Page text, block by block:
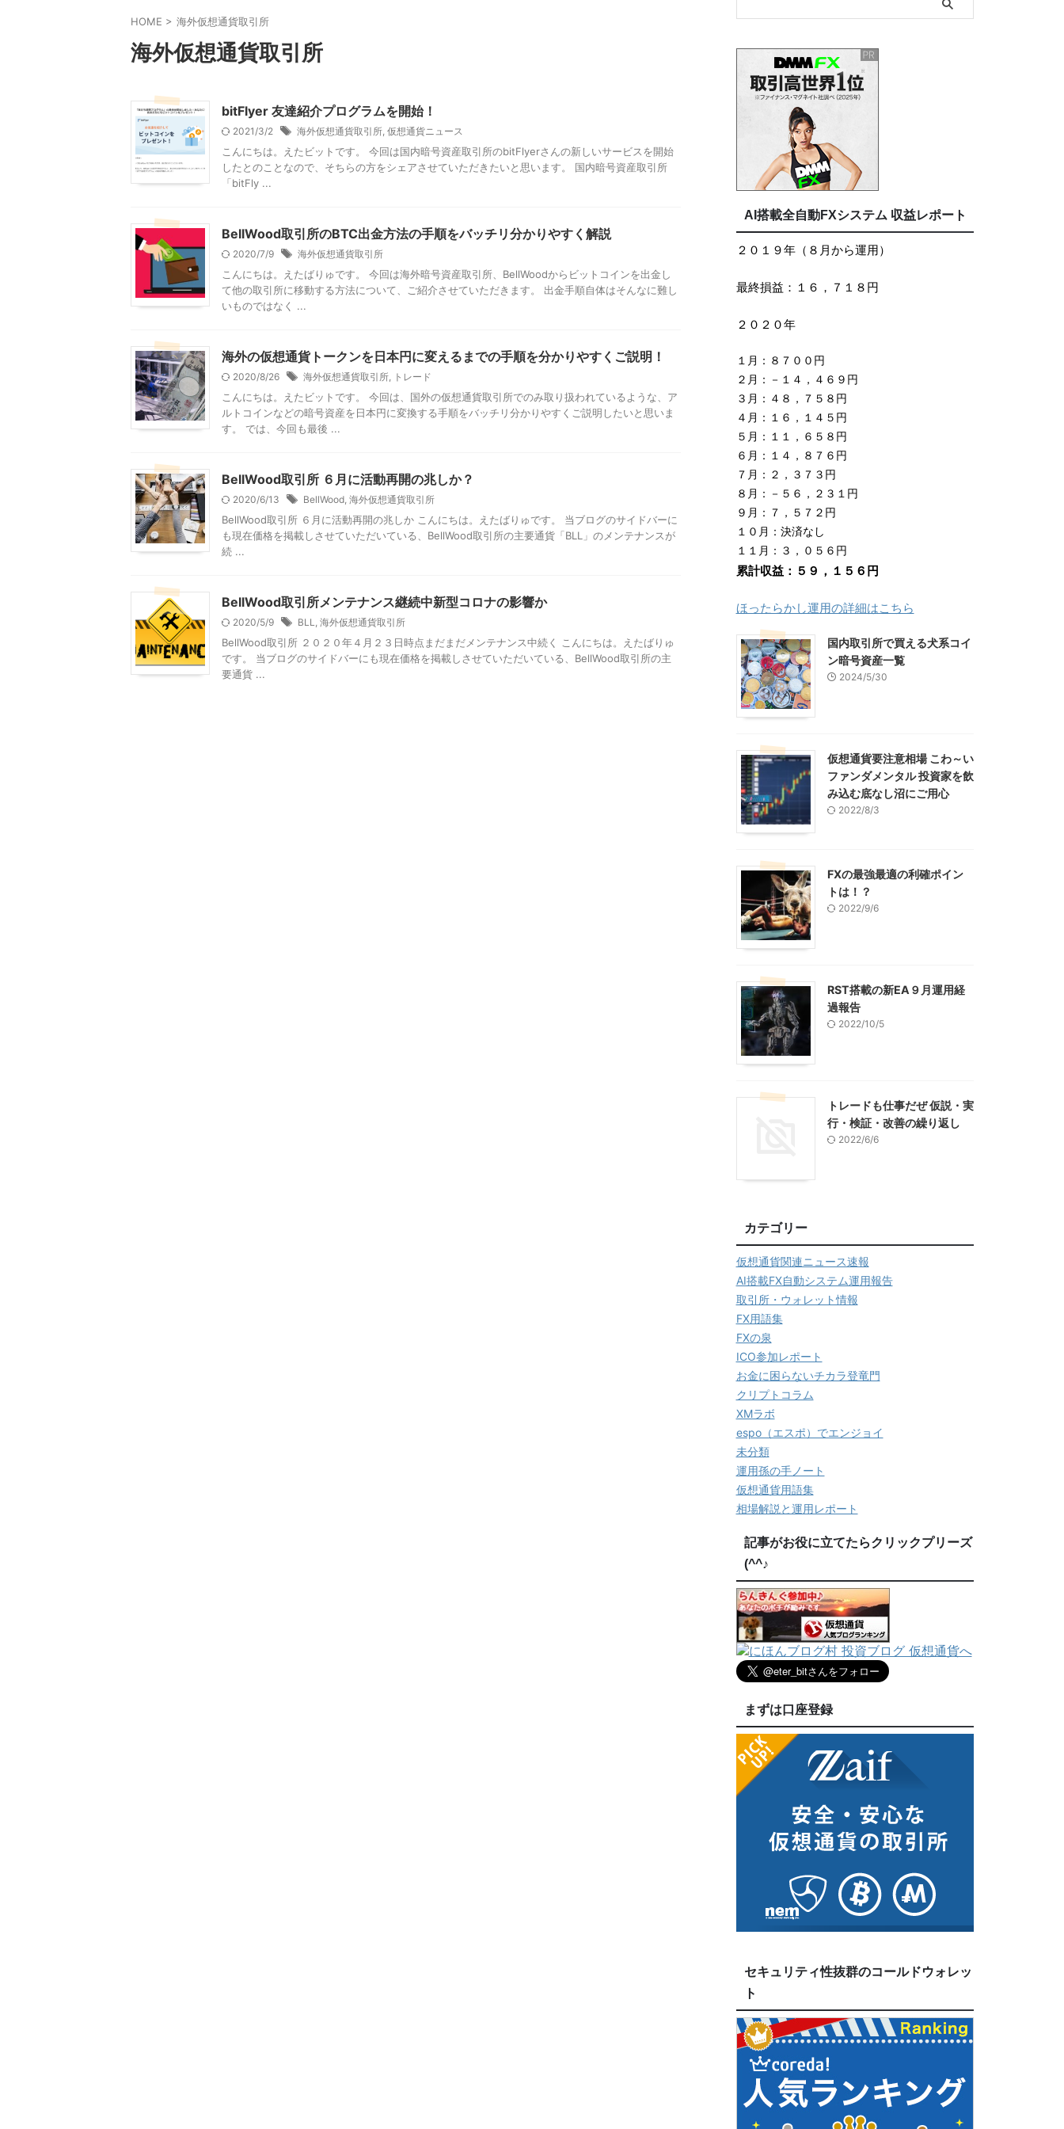
HOME > 海外仮想通貨取引所
海外仮想通貨取引所
bitFlyer 友達紹介プログラムを開始！
2021/3/2 海外仮想通貨取引所, 仮想通貨ニュース
こんにちは。えたビットです。 今回は国内暗号資産取引所のbitFlyerさんの新しいサービスを開始
したとのことなので、そちらの方をシェアさせていただきたいと思います。 国内暗号資産取引所
「bitFly ...
BellWood取引所のBTC出金方法の手順をバッチリ分かりやすく解説
2020/7/9 海外仮想通貨取引所
こんにちは。えたばりゅです。 今回は海外暗号資産取引所、BellWoodからビットコインを出金し
て他の取引所に移動する方法について、ご紹介させていただきます。 出金手順自体はそんなに難し
いものではなく ...
海外の仮想通貨トークンを日本円に変えるまでの手順を分かりやすくご説明！
2020/8/26 海外仮想通貨取引所, トレード
こんにちは。えたビットです。 今回は、国外の仮想通貨取引所でのみ取り扱われているような、ア
ルトコインなどの暗号資産を日本円に変換する手順をバッチリ分かりやすくご説明したいと思いま
す。 では、今回も最後 ...
BellWood取引所 ６月に活動再開の兆しか？
2020/6/13 BellWood, 海外仮想通貨取引所
BellWood取引所 ６月に活動再開の兆しか こんにちは。えたばりゅです。 当ブログのサイドバーに
も現在価格を掲載しさせていただいている、BellWood取引所の主要通貨「BLL」のメンテナンスが
続 ...
BellWood取引所メンテナンス継続中新型コロナの影響か
2020/5/9 BLL, 海外仮想通貨取引所
BellWood取引所 ２０２０年４月２３日時点まだまだメンテナンス中続く こんにちは。えたばりゅ
です。 当ブログのサイドバーにも現在価格を掲載しさせていただいている、BellWood取引所の主
要通貨 ...
AI搭載全自動FXシステム 収益レポート
２０１９年（８月から運用）
最終損益：１６，７１８円
２０２０年
１月：８７００円
２月：－１４，４６９円
３月：４８，７５８円
４月：１６，１４５円
５月：１１，６５８円
６月：１４，８７６円
７月：２，３７３円
８月：－５６，２３１円
９月：７，５７２円
１０月：決済なし
１１月：３，０５６円
累計収益：５９，１５６円
ほったらかし運用の詳細はこちら
国内取引所で買える犬系コイ
ン暗号資産一覧
2024/5/30
仮想通貨要注意相場 こわ～い
ファンダメンタル 投資家を飲
み込む底なし沼にご用心
2022/8/3
FXの最強最適の利確ポイン
トは！？
2022/9/6
RST搭載の新EA９月運用経
過報告
2022/10/5
トレードも仕事だぜ 仮説・実
行・検証・改善の繰り返し
2022/6/6
カテゴリー
仮想通貨関連ニュース速報
AI搭載FX自動システム運用報告
取引所・ウォレット情報
FX用語集
FXの泉
ICO参加レポート
お金に困らないチカラ登竜門
クリプトコラム
XMラボ
espo（エスポ）でエンジョイ
未分類
運用孫の手ノート
仮想通貨用語集
相場解説と運用レポート
記事がお役に立てたらクリックプリーズ
(^^♪
まずは口座登録
セキュリティ性抜群のコールドウォレッ
ト